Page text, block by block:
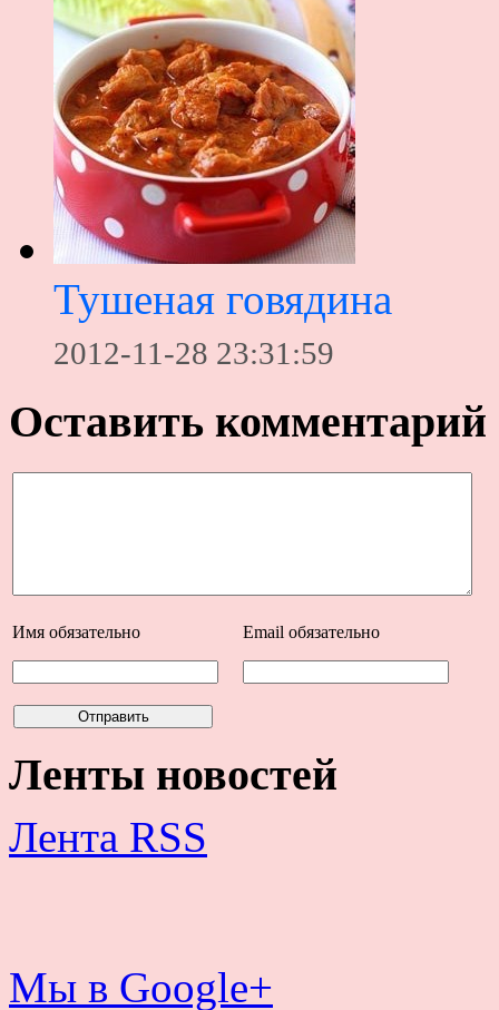
Тушеная говядина
2012-11-28 23:31:59
Оставить комментарий
Имя обязательно Email обязательно
Ленты новостей
Лента RSS
Мы в Google+